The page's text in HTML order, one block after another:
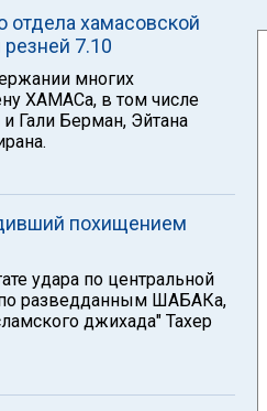
отдела хамасовской
7.10
многих
ХАМАСа, в том числе
Гали Берман, Эйтана
похищением
удара по центральной
по разведданным ШАБАКа,
джихада" Тахер